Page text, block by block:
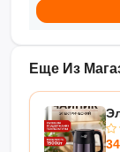
Еще Из